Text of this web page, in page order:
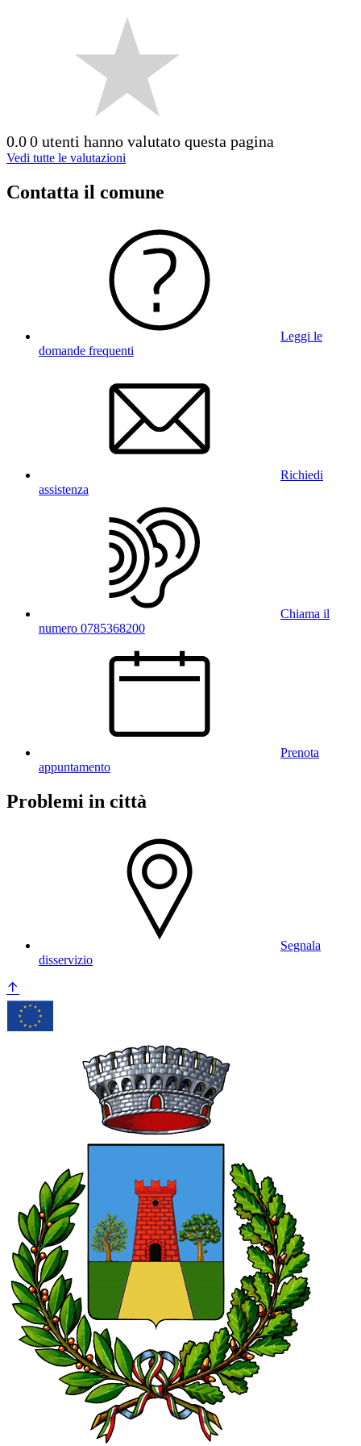
0.00 utenti hanno valutato questa pagina
Vedi tutte le valutazioni
Contatta il comune
Leggi le
domande frequenti
Richiedi
assistenza
Chiama il
numero 0785368200
Prenota
appuntamento
Problemi in città
Segnala
disservizio